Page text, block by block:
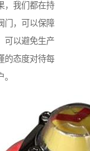
，我们都在持
门，可以保障
可以避免生产
的态度对待每